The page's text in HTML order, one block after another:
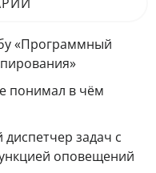
«Программный
понимал в чём
задач с
оповещений